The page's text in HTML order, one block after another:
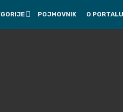
POJMOVNIK O PORTALU